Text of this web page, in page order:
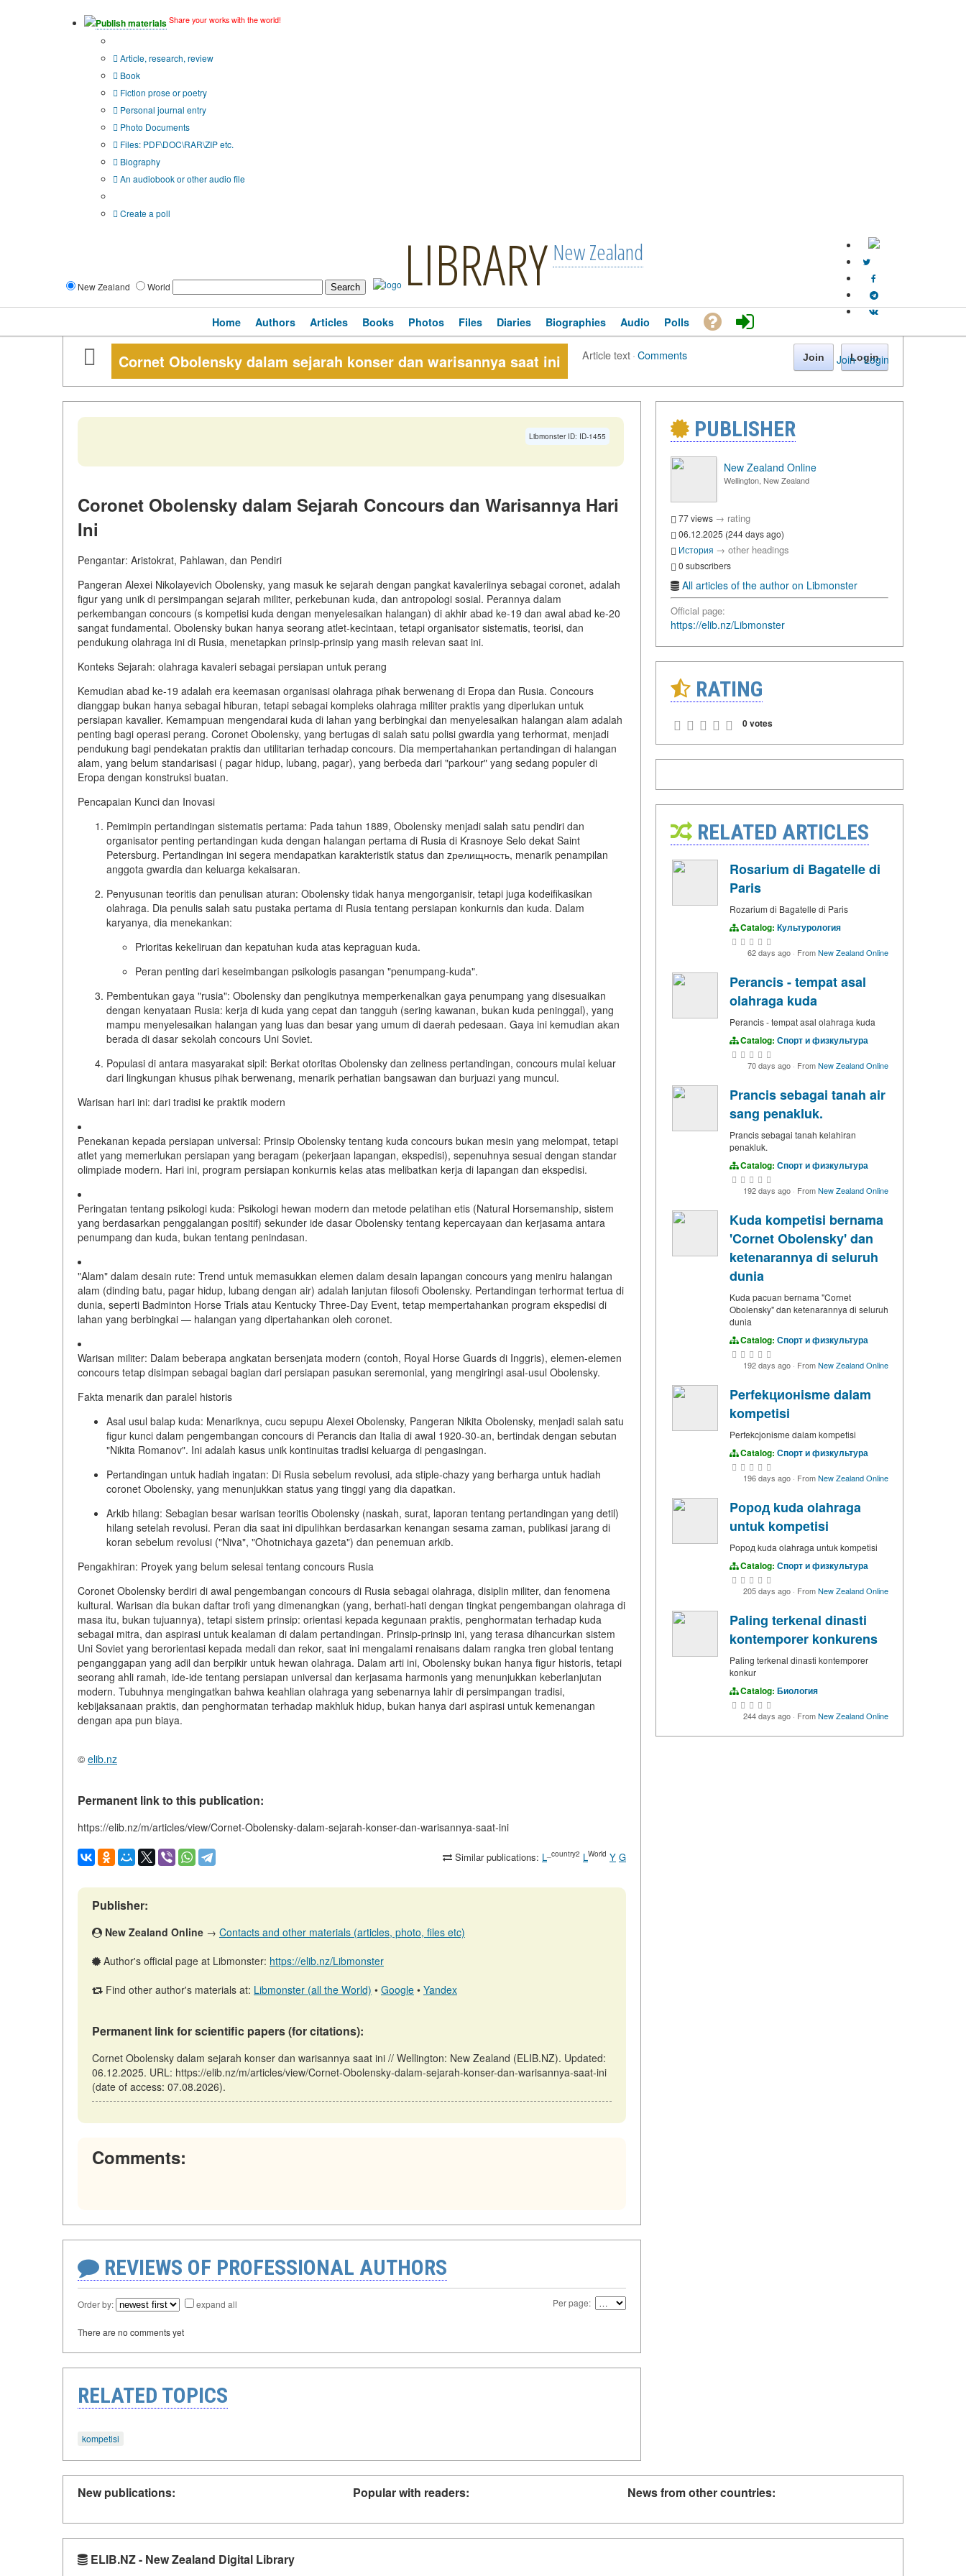
Publish materials Share your works with the world!
Article, research, review
Book
Fiction prose or poetry
Personal journal entry
Photo Documents
Files: PDF\DOC\RAR\ZIP etc.
Biography
An audiobook or other audio file
Create a poll
New Zealand World LIBRARY New Zealand
Join · Login
Home Authors Articles Books Photos Files Diaries Biographies Audio Polls
Cornet Obolensky dalam sejarah konser dan warisannya saat ini Article text·Comments Join Login
Libmonster ID: ID-1455
Coronet Obolensky dalam Sejarah Concours dan Warisannya Hari
Ini
Pengantar: Aristokrat, Pahlawan, dan Pendiri
Pangeran Alexei Nikolayevich Obolensky, yang masuk ke sejarah dengan pangkat kavaleriinya sebagai coronet, adalah
figur yang unik di persimpangan sejarah militer, perkebunan kuda, dan antropologi sosial. Perannya dalam
perkembangan concours (s kompetisi kuda dengan menyelesaikan halangan) di akhir abad ke-19 dan awal abad ke-20
sangat fundamental. Obolensky bukan hanya seorang atlet-kecintaan, tetapi organisator sistematis, teorisi, dan
pendukung olahraga ini di Rusia, menetapkan prinsip-prinsip yang masih relevan saat ini.
Konteks Sejarah: olahraga kavaleri sebagai persiapan untuk perang
Kemudian abad ke-19 adalah era keemasan organisasi olahraga pihak berwenang di Eropa dan Rusia. Concours
dianggap bukan hanya sebagai hiburan, tetapi sebagai kompleks olahraga militer praktis yang diperlukan untuk
persiapan kavalier. Kemampuan mengendarai kuda di lahan yang berbingkai dan menyelesaikan halangan alam adalah
penting bagi operasi perang. Coronet Obolensky, yang bertugas di salah satu polisi gwardia yang terhormat, menjadi
pendukung bagi pendekatan praktis dan utilitarian terhadap concours. Dia mempertahankan pertandingan di halangan
alam, yang belum standarisasi ( pagar hidup, lubang, pagar), yang berbeda dari "parkour" yang sedang populer di
Eropa dengan konstruksi buatan.
Pencapaian Kunci dan Inovasi
Pemimpin pertandingan sistematis pertama: Pada tahun 1889, Obolensky menjadi salah satu pendiri dan
organisator penting pertandingan kuda dengan halangan pertama di Rusia di Krasnoye Selo dekat Saint
Petersburg. Pertandingan ini segera mendapatkan karakteristik status dan zрелищность, menarik penampilan
anggota gwardia dan keluarga kekaisaran.
Penyusunan teoritis dan penulisan aturan: Obolensky tidak hanya mengorganisir, tetapi juga kodeifikasikan
olahraga. Dia penulis salah satu pustaka pertama di Rusia tentang persiapan konkurnis dan kuda. Dalam
karyanya, dia menekankan:
Prioritas kekeliruan dan kepatuhan kuda atas kepraguan kuda.
Peran penting dari keseimbangan psikologis pasangan "penumpang-kuda".
Pembentukan gaya "rusia": Obolensky dan pengikutnya memperkenalkan gaya penumpang yang disesuaikan
dengan kenyataan Rusia: kerja di kuda yang cepat dan tangguh (sering kawanan, bukan kuda peninggal), yang
mampu menyelesaikan halangan yang luas dan besar yang umum di daerah pedesaan. Gaya ini kemudian akan
berada di dasar sekolah concours Uni Soviet.
Populasi di antara masyarakat sipil: Berkat otoritas Obolensky dan zeliness pertandingan, concours mulai keluar
dari lingkungan khusus pihak berwenang, menarik perhatian bangsawan dan burjuazi yang muncul.
Warisan hari ini: dari tradisi ke praktik modern
Penekanan kepada persiapan universal: Prinsip Obolensky tentang kuda concours bukan mesin yang melompat, tetapi
atlet yang memerlukan persiapan yang beragam (pekerjaan lapangan, ekspedisi), sepenuhnya sesuai dengan standar
olimpiade modern. Hari ini, program persiapan konkurnis kelas atas melibatkan kerja di lapangan dan ekspedisi.
Peringatan tentang psikologi kuda: Psikologi hewan modern dan metode pelatihan etis (Natural Horsemanship, sistem
yang berdasarkan penggalangan positif) sekunder ide dasar Obolensky tentang kepercayaan dan kerjasama antara
penumpang dan kuda, bukan tentang penindasan.
"Alam" dalam desain rute: Trend untuk memasukkan elemen dalam desain lapangan concours yang meniru halangan
alam (dinding batu, pagar hidup, lubang dengan air) adalah lanjutan filosofi Obolensky. Pertandingan terhormat tertua di
dunia, seperti Badminton Horse Trials atau Kentucky Three-Day Event, tetap mempertahankan program ekspedisi di
lahan yang berbingkai — halangan yang dipertahankan oleh coronet.
Warisan militer: Dalam beberapa angkatan bersenjata modern (contoh, Royal Horse Guards di Inggris), elemen-elemen
concours tetap disimpan sebagai bagian dari persiapan pasukan seremonial, yang mengiringi asal-usul Obolensky.
Fakta menarik dan paralel historis
Asal usul balap kuda: Menariknya, cucu sepupu Alexei Obolensky, Pangeran Nikita Obolensky, menjadi salah satu
figur kunci dalam pengembangan concours di Perancis dan Italia di awal 1920-30-an, bertindak dengan sebutan
"Nikita Romanov". Ini adalah kasus unik kontinuitas tradisi keluarga di pengasingan.
Pertandingan untuk hadiah ingatan: Di Rusia sebelum revolusi, ada stiple-chazy yang berharga untuk hadiah
coronet Obolensky, yang menunjukkan status yang tinggi yang dia dapatkan.
Arkib hilang: Sebagian besar warisan teoritis Obolensky (naskah, surat, laporan tentang pertandingan yang detil)
hilang setelah revolusi. Peran dia saat ini dipulihkan berdasarkan kenangan sesama zaman, publikasi jarang di
koran sebelum revolusi ("Niva", "Ohotnichaya gazeta") dan penemuan arkib.
Pengakhiran: Proyek yang belum selesai tentang concours Rusia
Coronet Obolensky berdiri di awal pengembangan concours di Rusia sebagai olahraga, disiplin militer, dan fenomena
kultural. Warisan dia bukan daftar trofi yang dimenangkan (yang, berhati-hati dengan tingkat pengembangan olahraga di
masa itu, bukan tujuannya), tetapi sistem prinsip: orientasi kepada kegunaan praktis, penghormatan terhadap kuda
sebagai mitra, dan aspirasi untuk kealaman di dalam pertandingan. Prinsip-prinsip ini, yang terasa dihancurkan sistem
Uni Soviet yang berorientasi kepada medali dan rekor, saat ini mengalami renaisans dalam rangka tren global tentang
penganggapan yang adil dan berpikir untuk hewan olahraga. Dalam arti ini, Obolensky bukan hanya figur historis, tetapi
seorang ahli ramah, ide-ide tentang persiapan universal dan kerjasama harmonis yang menunjukkan keberlanjutan
modern. Tubuhnya mengingatkan bahwa keahlian olahraga yang sebenarnya lahir di persimpangan tradisi,
kebijaksanaan praktis, dan penghormatan terhadap makhluk hidup, bukan hanya dari aspirasi untuk kemenangan
dengan apa pun biaya.
© elib.nz
Permanent link to this publication:
https://elib.nz/m/articles/view/Cornet-Obolensky-dalam-sejarah-konser-dan-warisannya-saat-ini
Similar publications: L _country2 LWorld Y G
Publisher:
New Zealand Online → Contacts and other materials (articles, photo, files etc)
Author's official page at Libmonster: https://elib.nz/Libmonster
Find other author's materials at: Libmonster (all the World) • Google • Yandex
Permanent link for scientific papers (for citations):
Cornet Obolensky dalam sejarah konser dan warisannya saat ini // Wellington: New Zealand (ELIB.NZ). Updated:
06.12.2025. URL: https://elib.nz/m/articles/view/Cornet-Obolensky-dalam-sejarah-konser-dan-warisannya-saat-ini
(date of access: 07.08.2026).
Comments:
REVIEWS OF PROFESSIONAL AUTHORS
Order by: expand all Per page:
There are no comments yet
RELATED TOPICS
kompetisi
PUBLISHER
New Zealand Online
Wellington, New Zealand
77 views → rating
06.12.2025 (244 days ago)
История → other headings
0 subscribers
All articles of the author on Libmonster
Official page:
https://elib.nz/Libmonster
RATING
0 votes
RELATED ARTICLES
Rosarium di Bagatelle di
Paris
Rozarium di Bagatelle di Paris
Catalog: Культурология
62 days ago · FromNew Zealand Online
Perancis - tempat asal
olahraga kuda
Perancis - tempat asal olahraga kuda
Catalog: Спорт и физкультура
70 days ago · FromNew Zealand Online
Prancis sebagai tanah air
sang penakluk.
Prancis sebagai tanah kelahiran
penakluk.
Catalog: Спорт и физкультура
192 days ago · FromNew Zealand Online
Kuda kompetisi bernama
'Cornet Obolensky' dan
ketenarannya di seluruh
dunia
Kuda pacuan bernama "Cornet
Obolensky" dan ketenarannya di seluruh
dunia
Catalog: Спорт и физкультура
192 days ago · FromNew Zealand Online
Perfekционisme dalam
kompetisi
Perfekcjonisme dalam kompetisi
Catalog: Спорт и физкультура
196 days ago · FromNew Zealand Online
Pород kuda olahraga
untuk kompetisi
Pород kuda olahraga untuk kompetisi
Catalog: Спорт и физкультура
205 days ago · FromNew Zealand Online
Paling terkenal dinasti
kontemporer konkurens
Paling terkenal dinasti kontemporer
konkur
Catalog: Биология
244 days ago · FromNew Zealand Online
New publications: Popular with readers: News from other countries:
ELIB.NZ - New Zealand Digital Library